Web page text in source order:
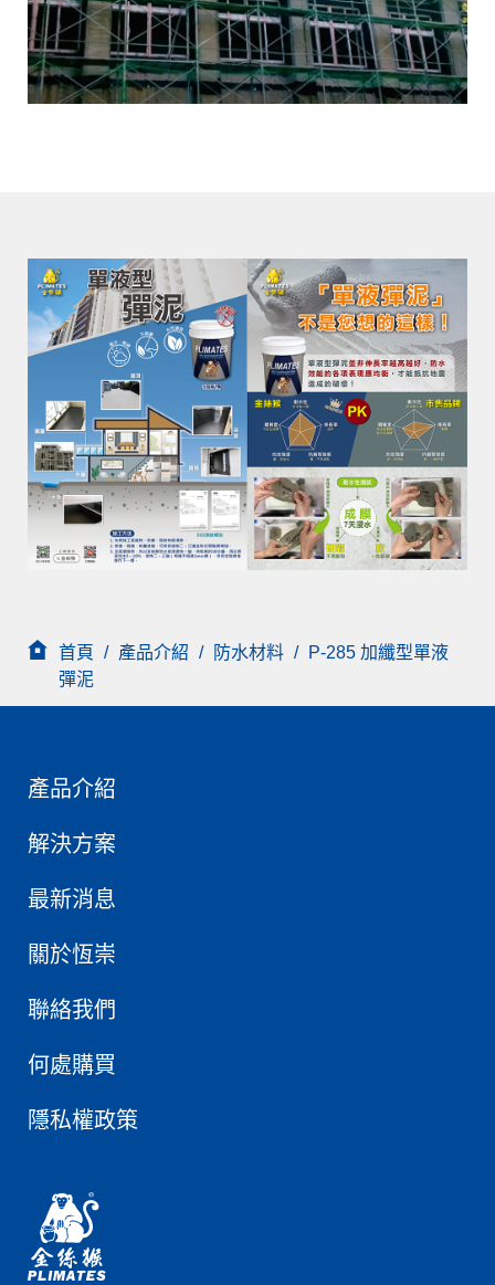
首頁 / 產品介紹 / 防水材料 /
P-285 加纖型單液
彈泥
產品介紹
解決方案
最新消息
關於恆崇
聯絡我們
何處購買
隱私權政策